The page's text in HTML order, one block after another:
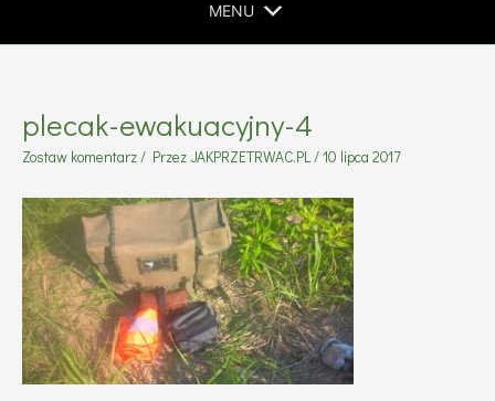
MENU
plecak-ewakuacyjny-4
Zostaw komentarz/ PrzezJAKPRZETRWAC.PL/10 lipca 2017